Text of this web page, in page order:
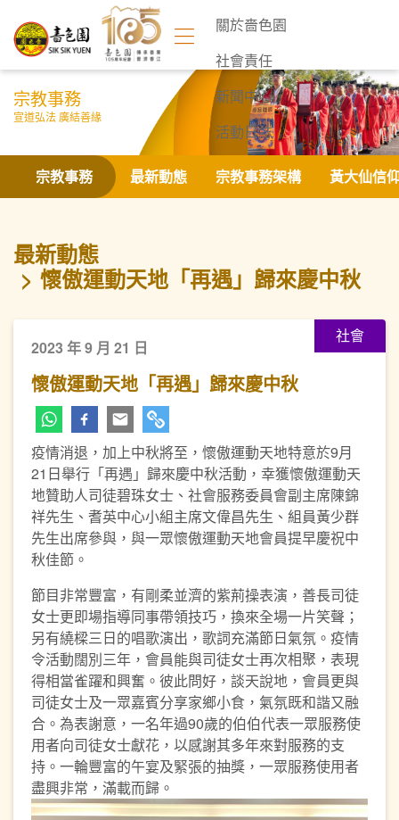
關於嗇色園
社會責任
新聞中心
活動日誌
聯絡我們
宗教事務
宣道弘法 廣結善緣
宗教事務 最新動態 宗教事務架構 黃大仙信
最新動態
懷傲運動天地「再遇」歸來慶中秋
社會
2023 年 9 月 21 日
懷傲運動天地「再遇」歸來慶中秋
疫情消退，加上中秋將至，懷傲運動天地特意於9月
21日舉行「再遇」歸來慶中秋活動，幸獲懷傲運動天
地贊助人司徒碧珠女士、社會服務委員會副主席陳錦
祥先生、耆英中心小組主席文偉昌先生、組員黃少群
先生出席參與，與一眾懷傲運動天地會員提早慶祝中
秋佳節。
節目非常豐富，有剛柔並濟的紫荊操表演，善長司徒
女士更即場指導同事帶領技巧，換來全場一片笑聲；
另有繞樑三日的唱歌演出，歌詞充滿節日氣氛。疫情
令活動闊別三年，會員能與司徒女士再次相聚，表現
得相當雀躍和興奮。彼此問好，談天說地，會員更與
司徒女士及一眾嘉賓分享家鄉小食，氣氛既和諧又融
合。為表謝意，一名年過90歲的伯伯代表一眾服務使
用者向司徒女士獻花，以感謝其多年來對服務的支
持。一輪豐富的午宴及緊張的抽獎，一眾服務使用者
盡興非常，滿載而歸。